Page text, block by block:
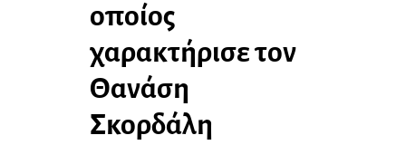
οποίος
χαρακτήρισε τον
Θανάση
Σκορδάλη